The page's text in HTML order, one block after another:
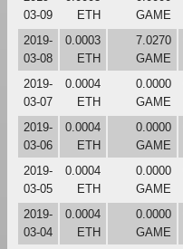
03-09
ETH
GAME
2019-
03-08
0.0003
ETH
7.0270
GAME
2019-
03-07
0.0004
ETH
0.0000
GAME
2019-
03-06
0.0004
ETH
0.0000
GAME
2019-
03-05
0.0004
ETH
0.0000
GAME
2019-
03-04
0.0004
ETH
0.0000
GAME